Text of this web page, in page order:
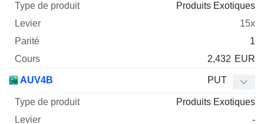
Produits Exotiques
15x
1
2,432 EUR
AUV4B PUT
Produits Exotiques
-